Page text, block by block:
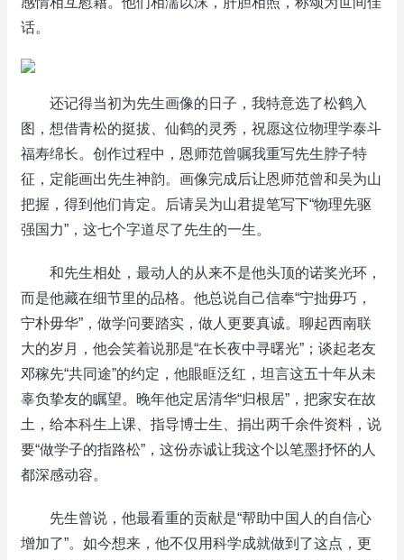
话。
还记得当初为先生画像的日子，我特意选了松鹤入
图，想借青松的挺拔、仙鹤的灵秀，祝愿这位物理学泰斗
福寿绵长。创作过程中，恩师范曾嘱我重写先生脖子特
征，定能画出先生神韵。画像完成后让恩师范曾和吴为山
把握，得到他们肯定。后请吴为山君提笔写下“物理先驱
强国力”，这七个字道尽了先生的一生。
和先生相处，最动人的从来不是他头顶的诺奖光环，
而是他藏在细节里的品格。他总说自己信奉“宁拙毋巧，
宁朴毋华”，做学问要踏实，做人更要真诚。聊起西南联
大的岁月，他会笑着说那是“在长夜中寻曙光”；谈起老友
邓稼先“共同途”的约定，他眼眶泛红，坦言这五十年从未
辜负挚友的瞩望。晚年他定居清华“归根居”，把家安在故
土，给本科生上课、指导博士生、捐出两千余件资料，说
要“做学子的指路松”，这份赤诚让我这个以笔墨抒怀的人
都深感动容。
先生曾说，他最看重的贡献是“帮助中国人的自信心
增加了”。如今想来，他不仅用科学成就做到了这点，更